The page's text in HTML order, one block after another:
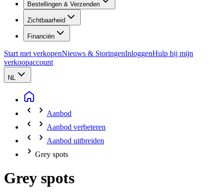
Bestellingen & Verzenden
Zichtbaarheid
Financiën
Start met verkopenNieuws & StoringenInloggenHulp bij mijn
verkoopaccount
NL
Aanbod
Aanbod verbeteren
Aanbod uitbreiden
Grey spots
Grey spots